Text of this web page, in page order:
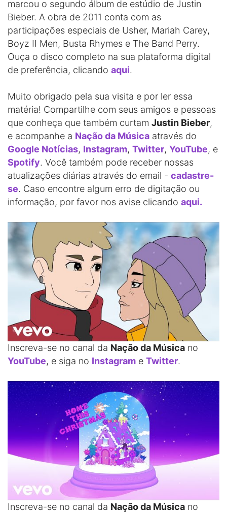
marcou o segundo álbum de estúdio de Justin
Bieber. A obra de 2011 conta com as
participações especiais de Usher, Mariah Carey,
Boyz II Men, Busta Rhymes e The Band Perry.
Ouça o disco completo na sua plataforma digital
de preferência, clicando aqui.
Muito obrigado pela sua visita e por ler essa
matéria! Compartilhe com seus amigos e pessoas
que conheça que também curtam Justin Bieber,
e acompanhe a Nação da Música através do
Google Notícias, Instagram, Twitter, YouTube, e
Spotify. Você também pode receber nossas
atualizações diárias através do email - cadastre-
se. Caso encontre algum erro de digitação ou
informação, por favor nos avise clicando aqui.
Inscreva-se no canal da Nação da Música no
YouTube, e siga no Instagram e Twitter.
Inscreva-se no canal da Nação da Música no